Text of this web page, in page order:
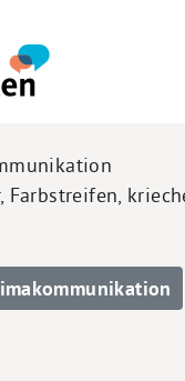
Farbstreifen,